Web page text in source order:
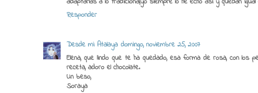
Responder
Desde mi Atalaya domingo, noviembre 25, 2007
Elena, que lindo que te ha quedado, esa forma de rosa, con
receta, adoro el chocolate.
Un beso,
Soraya